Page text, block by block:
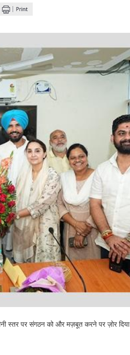
स्तर पर संगठन को और मज़बूत करने पर ज़ोर दिया